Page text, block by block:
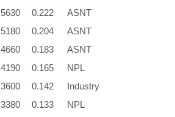
5630 0.222
ASNT
5180 0.204
ASNT
4660 0.183
ASNT
4190 0.165
NPL
3600 0.142
Industry
3380 0.133
NPL